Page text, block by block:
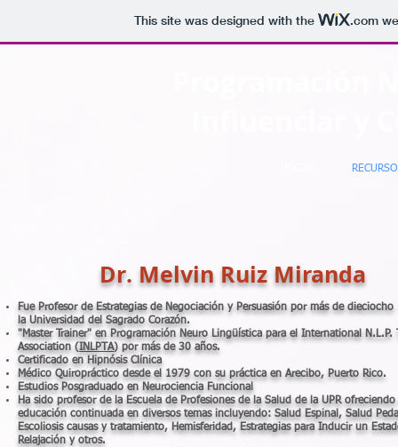
This site was designed with the .com
RECURSO
Dr. Melvin Ruiz Miranda
Fue Profesor de Estrategias de Negociación y Persuasión por más de
la Universidad del Sagrado Corazón.
"Master Trainer" en Programación Neuro Lingüística para el International N.L.P.
Association (INLPTA) por más de 30 años.
Certificado en Hipnósis Clínica
Médico Quiropráctico desde el 1979 con su práctica en Arecibo, Puerto Rico.
Estudios Posgraduado en Neurociencia Funcional
Ha sido profesor de la Escuela de Profesiones de la Salud de la UPR ofreciendo
educación continuada en diversos temas incluyendo: Salud Espinal, Salud
Escoliosis causas y tratamiento, Hemisferidad, Estrategias para Inducir un
Relajación y otros.